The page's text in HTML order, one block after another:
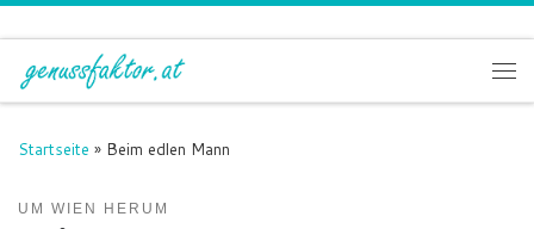
Zum Inhalt springen
Startseite » Beim edlen Mann
UM WIEN HERUM